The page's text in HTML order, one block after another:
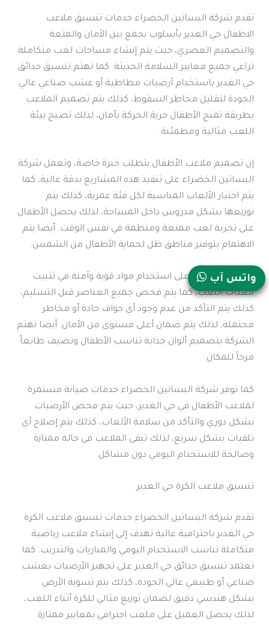
تقدم شركة البساتين الخضراء خدمات تنسيق ملاعب
الاطفال حي الغدير بأسلوب يجمع بين الأمان والمتعة
والتصميم العصري، حيث يتم إنشاء مساحات لعب متكاملة
تراعي جميع معايير السلامة الحديثة. كما تهتم تنسيق حدائق
حي الغدير باستخدام أرضيات مطاطية أو عشب صناعي عالي
الجودة لتقليل مخاطر السقوط، كذلك يتم تصميم الملاعب
بطريقة تمنح الأطفال حرية الحركة بأمان، لذلك تصبح بيئة
اللعب مثالية ومطمئنة.
إن تصميم ملاعب الأطفال يتطلب خبرة خاصة، وتعمل شركة
البساتين الخضراء على تنفيذ هذه المشاريع بدقة عالية، كما
يتم اختيار الألعاب المناسبة لكل فئة عمرية، كذلك يتم
توزيعها بشكل مدروس داخل المساحة، لذلك يحصل الأطفال
على تجربة لعب ممتعة ومنظمة في نفس الوقت. أيضا يتم
الاهتمام بتوفير مناطق ظل لحماية الأطفال من الشمس.
وتحرص الشركة على استخدام مواد قوية وآمنة في تثبيت
معدات اللعب، كما يتم فحص جميع العناصر قبل التسليم،
كذلك يتم التأكد من عدم وجود أي حواف حادة أو مخاطر
محتملة، لذلك يتم ضمان أعلى مستوى من الأمان. أيضا تهتم
الشركة بتصميم ألوان جذابة تناسب الأطفال وتضيف طابعاً
مرحاً للمكان.
كما توفر شركة البساتين الخضراء خدمات صيانة مستمرة
لملاعب الأطفال في حي الغدير، حيث يتم فحص الأرضيات
بشكل دوري والتأكد من سلامة الألعاب، كذلك يتم إصلاح أي
تلفيات بشكل سريع، لذلك تبقى الملاعب في حالة ممتازة
وصالحة للاستخدام اليومي دون مشاكل.
تنسيق ملاعب الكرة حي الغدير
تقدم شركة البساتين الخضراء خدمات تنسيق ملاعب الكرة
حي الغدير باحترافية عالية تهدف إلى إنشاء ملاعب رياضية
متكاملة تناسب الاستخدام اليومي والمباريات والتدريب. كما
تعتمد تنسيق حدائق حي الغدير على تجهيز الأرضيات بعشب
صناعي أو طبيعي عالي الجودة، كذلك يتم تسوية الأرض
بشكل هندسي دقيق لضمان توزيع مثالي للكرة أثناء اللعب،
لذلك يحصل العميل على ملعب احترافي بمعايير ممتازة.
واتس آب